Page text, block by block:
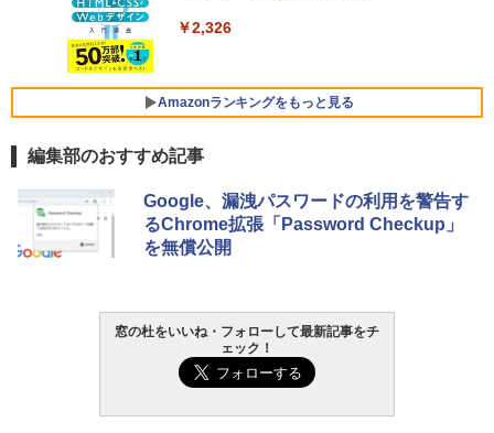
￥129,800
ersonal/Copilotキー搭載/Win 11/15.6型/
Core i5/16GB/SSD 512GB/ホワイト) FM
ラインコード版
￥2,326
Amazonランキングをもっと見る
Amazon Kindle Paperwhite (16GB) 7イ
ンチディスプレイ、色調調節ライト、12
週間持続バッテリー、広告なし、ブラッ
ク
Amazon Kindle - 目に優しい、かさばら
ない、大きな画面で読みやすい、6週間持
続バッテリー、6インチディスプレイ電子
編集部のおすすめ記事
Google、漏洩パスワードの利用を警告す
るChrome拡張「Password Checkup」
を無償公開
窓の杜をいいね・フォローして最新記事をチ
ェック！